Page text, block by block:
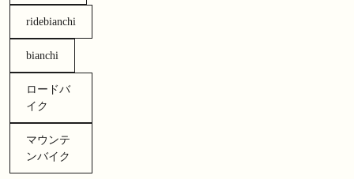
ridebianchi
bianchi
ロードバ
イク
マウンテ
ンバイク